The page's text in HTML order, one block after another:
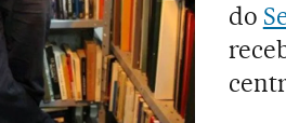
do